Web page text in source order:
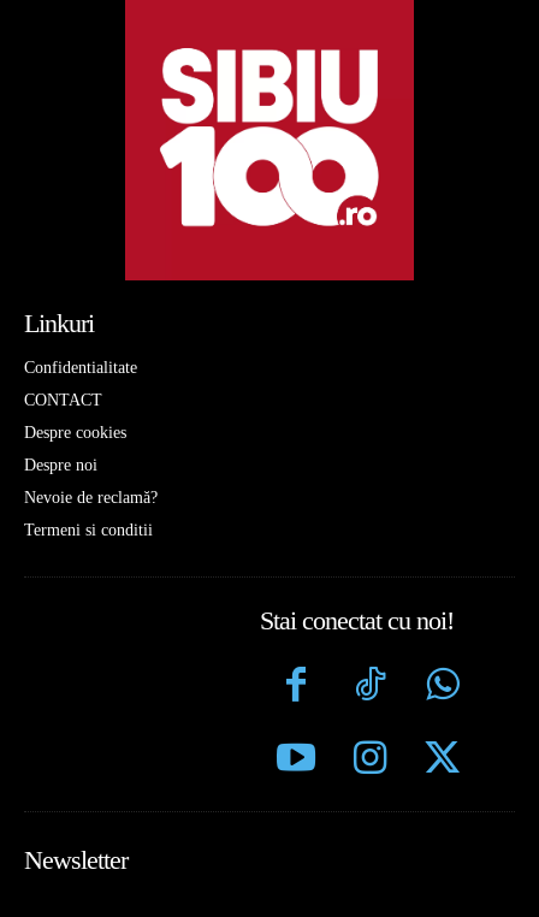
Linkuri
Confidentialitate
CONTACT
Despre cookies
Despre noi
Nevoie de reclamă?
Termeni si conditii
Stai conectat cu noi!
Newsletter